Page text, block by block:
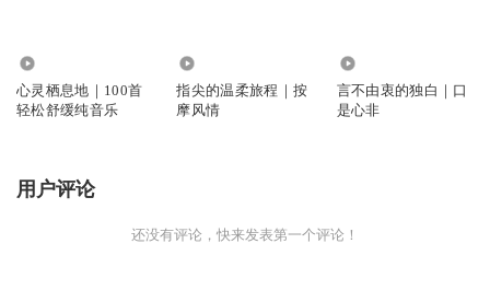
心灵栖息地｜100首
轻松舒缓纯音乐
指尖的温柔旅程｜按
摩风情
言不由衷的独白｜口
是心非
用户评论
还没有评论，快来发表第一个评论！